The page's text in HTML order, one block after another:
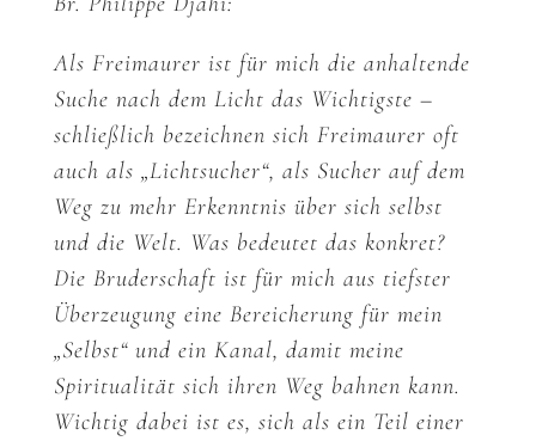
Als Freimaurer ist für mich die anhaltende
Suche nach dem Licht das Wichtigste –
schließlich bezeichnen sich Freimaurer oft
auch als „Lichtsucher“, als Sucher auf dem
Weg zu mehr Erkenntnis über sich selbst
und die Welt. Was bedeutet das konkret?
Die Bruderschaft ist für mich aus tiefster
Überzeugung eine Bereicherung für mein
„Selbst“ und ein Kanal, damit meine
Spiritualität sich ihren Weg bahnen kann.
Wichtig dabei ist es, sich als ein Teil einer